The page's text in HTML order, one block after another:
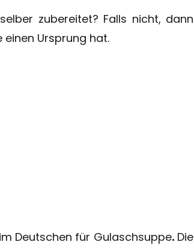
zubereitet? Falls nicht, dann
Ursprung hat.
Deutschen für Gulaschsuppe. Die